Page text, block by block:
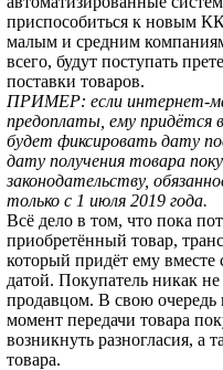
приспособиться к новым
малым и средним
всего, будут поступать
поставки товаров.
ПРИМЕР: если интернет-
предоплаты, ему придётся
будет фиксировать дату
дату получения товара
законодательству,
только с 1 июля 2019 года.
Всё дело в том, что пока
приобретённый товар,
который придёт ему вместе
датой. Покупатель никак
продавцом. В свою очередь
момент передачи товара
возникнуть разногласия, а
товара.